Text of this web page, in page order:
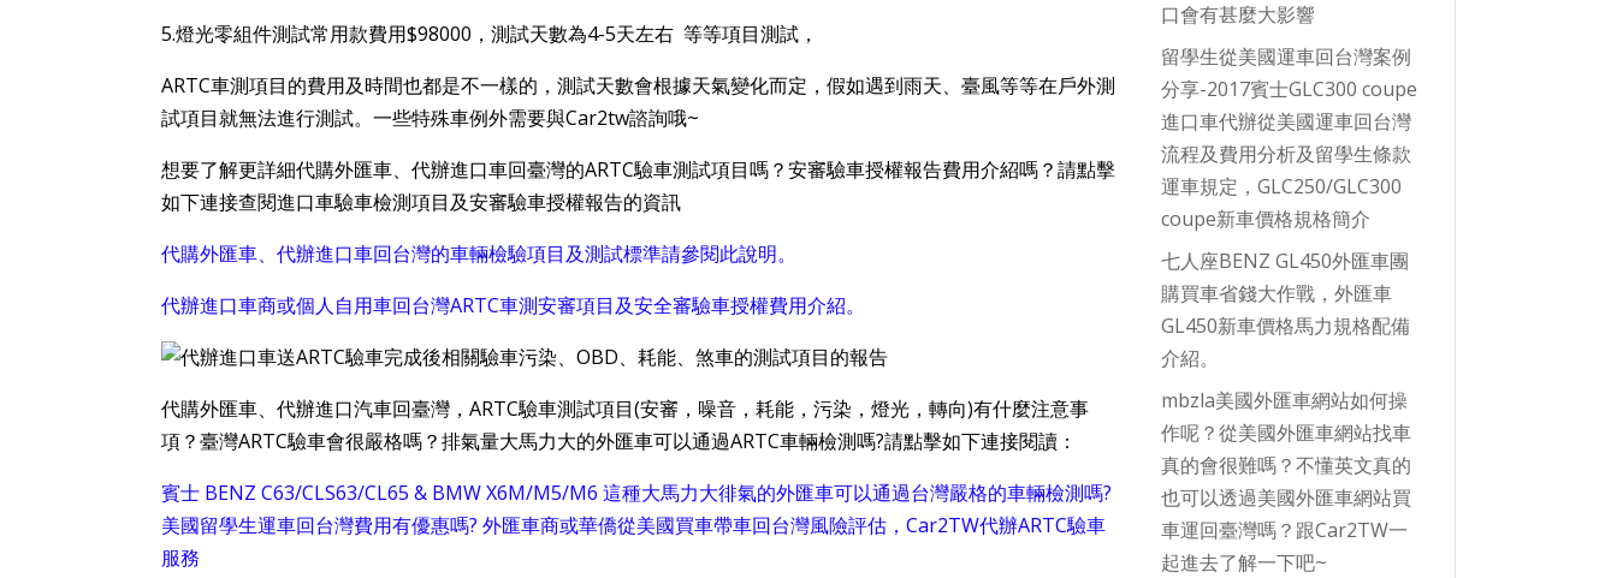
5.燈光零組件測試常用款費用$98000，測試天數為4-5天左右 等等項目測試，
ARTC車測項目的費用及時間也都是不一樣的，測試天數會根據天氣變化而定，假如遇到雨天、臺風等等在戶外測
試項目就無法進行測試。一些特殊車例外需要與Car2tw諮詢哦~
想要了解更詳細代購外匯車、代辦進口車回臺灣的ARTC驗車測試項目嗎？安審驗車授權報告費用介紹嗎？請點擊
如下連接查閱進口車驗車檢測項目及安審驗車授權報告的資訊
代購外匯車、代辦進口車回台灣的車輛檢驗項目及測試標準請參閱此說明。
代辦進口車商或個人自用車回台灣ARTC車測安審項目及安全審驗車授權費用介紹。
代購外匯車、代辦進口汽車回臺灣，ARTC驗車測試項目(安審，噪音，耗能，污染，燈光，轉向)有什麼注意事
項？臺灣ARTC驗車會很嚴格嗎？排氣量大馬力大的外匯車可以通過ARTC車輛檢測嗎?請點擊如下連接閱讀：
賓士 BENZ C63/CLS63/CL65 & BMW X6M/M5/M6 這種大馬力大徘氣的外匯車可以通過台灣嚴格的車輛檢測嗎?
美國留學生運車回台灣費用有優惠嗎? 外匯車商或華僑從美國買車帶車回台灣風險評估，Car2TW代辦ARTC驗車
服務
口會有甚麼大影響
留學生從美國運車回台灣案例
分享-2017賓士GLC300 coupe
進口車代辦從美國運車回台灣
流程及費用分析及留學生條款
運車規定，GLC250/GLC300
coupe新車價格規格簡介
七人座BENZ GL450外匯車團
購買車省錢大作戰，外匯車
GL450新車價格馬力規格配備
介紹。
mbzla美國外匯車網站如何操
作呢？從美國外匯車網站找車
真的會很難嗎？不懂英文真的
也可以透過美國外匯車網站買
車運回臺灣嗎？跟Car2TW一
起進去了解一下吧~